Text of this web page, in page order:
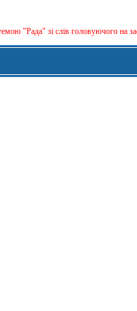
"Рада" зі слів головуючого на